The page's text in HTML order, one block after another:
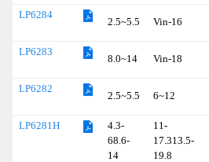
LP6284
2.5~5.5 Vin-16
LP6283
8.0~14 Vin-18
LP6282
2.5~5.5 6~12
LP6281H
4.3-
68.6-
14
11-
17.313.5-
19.8